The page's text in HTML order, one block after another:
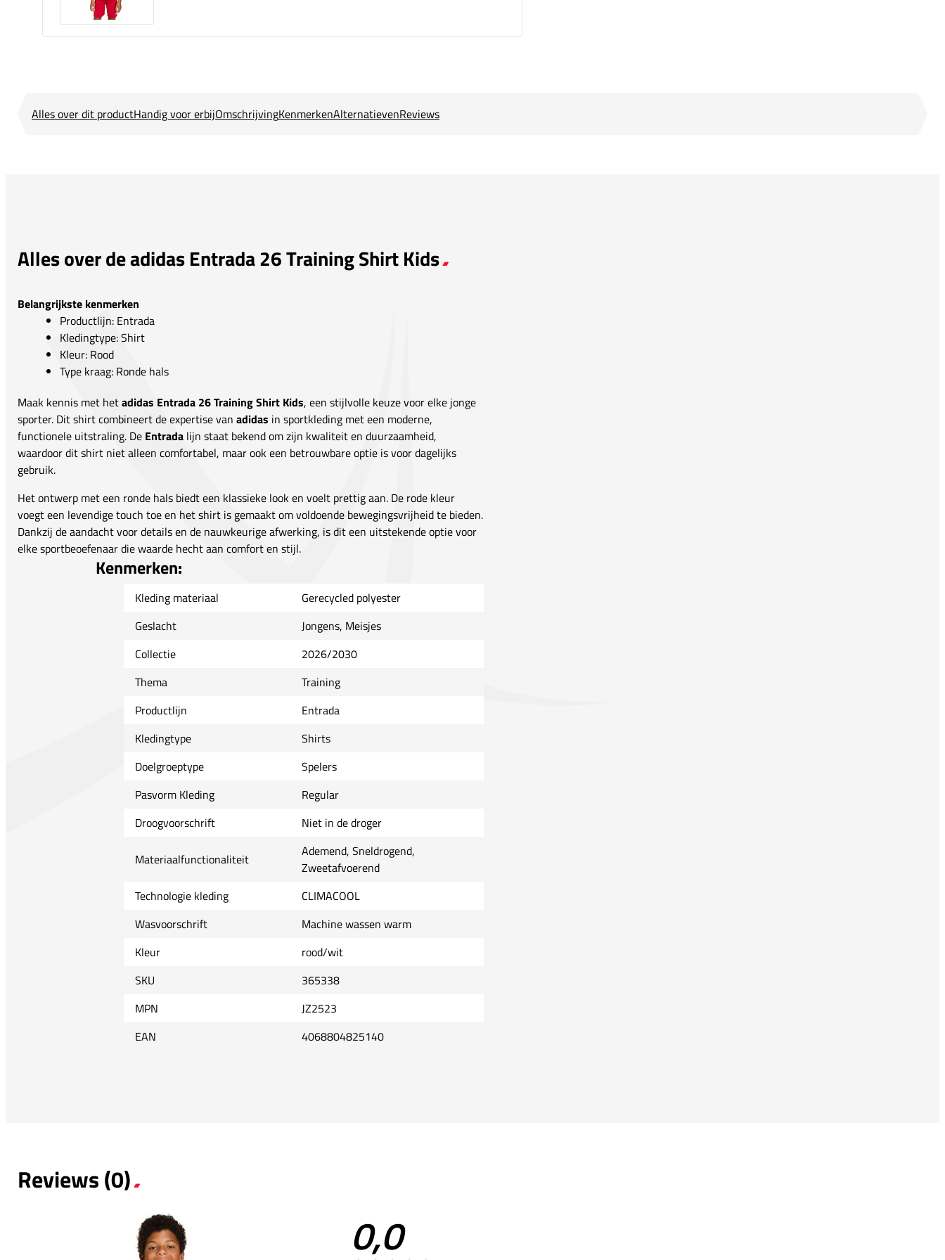
Alles over dit productHandig voor erbijOmschrijvingKenmerkenAlternatievenReviews
Alles over de adidas Entrada 26 Training Shirt Kids
Belangrijkste kenmerken
Productlijn: Entrada
Kledingtype: Shirt
Kleur: Rood
Type kraag: Ronde hals
Maak kennis met hetadidas Entrada 26 Training Shirt Kids, een stijlvolle keuze voor elke jonge
sporter. Dit shirt combineert de expertise van adidas in sportkleding met een moderne,
functionele uitstraling. De Entrada lijn staat bekend om zijn kwaliteit en duurzaamheid,
waardoor dit shirt niet alleen comfortabel, maar ook een betrouwbare optie is voor dagelijks
gebruik.
Het ontwerp met een ronde hals biedt een klassieke look en voelt prettig aan. De rode kleur
voegt een levendige touch toe en het shirt is gemaakt om voldoende bewegingsvrijheid te bieden.
Dankzij de aandacht voor details en de nauwkeurige afwerking, is dit een uitstekende optie voor
elke sportbeoefenaar die waarde hecht aan comfort en stijl.
Kenmerken:
Kleding materiaal
Gerecycled polyester
Geslacht
Jongens, Meisjes
Collectie
2026/2030
Thema
Training
Productlijn
Entrada
Kledingtype
Shirts
Doelgroeptype
Spelers
Pasvorm Kleding
Regular
Droogvoorschrift
Niet in de droger
Materiaalfunctionaliteit
Ademend, Sneldrogend,
Zweetafvoerend
Technologie kleding
CLIMACOOL
Wasvoorschrift
Machine wassen warm
Kleur
rood/wit
SKU
365338
MPN
JZ2523
EAN
4068804825140
Reviews (0)
0,0